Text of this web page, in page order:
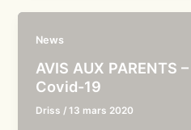
News
AVIS AUX PARENTS
Covid-19
Driss /13 mars 2020